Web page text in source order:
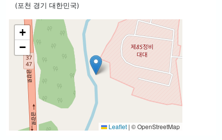
(포천 경기 대한민국)
+
−
Leaflet | © OpenStreetMap